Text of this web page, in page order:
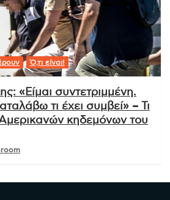
Ό,τι είναι!
«Είμαι συντετριμμένη.
τι έχει συμβεί» – Τι
Αμερικανών κηδεμόνων του